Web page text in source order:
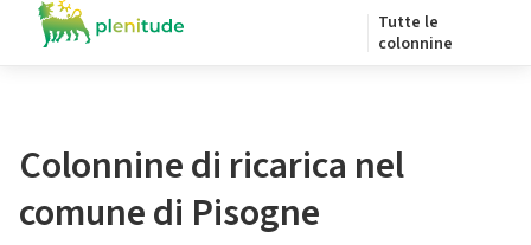
Tutte le
colonnine
Colonnine di ricarica nel
comune di Pisogne